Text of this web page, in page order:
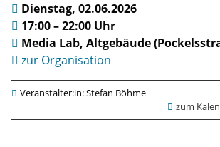
b
ö
Dienstag, 02.06.2026
17:00 – 22:00 Uhr
Media Lab, Altgebäude
zur Organisation
Veranstalter:in: Stefan Böhme
zum